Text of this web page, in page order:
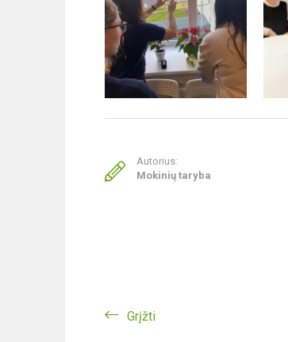
Autorius:
Mokinių taryba
Grįžti